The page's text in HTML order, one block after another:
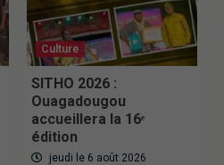
Culture
SITHO 2026 :
Ouagadougou
accueillera la 16ᵉ
édition
jeudi le 6 août 2026